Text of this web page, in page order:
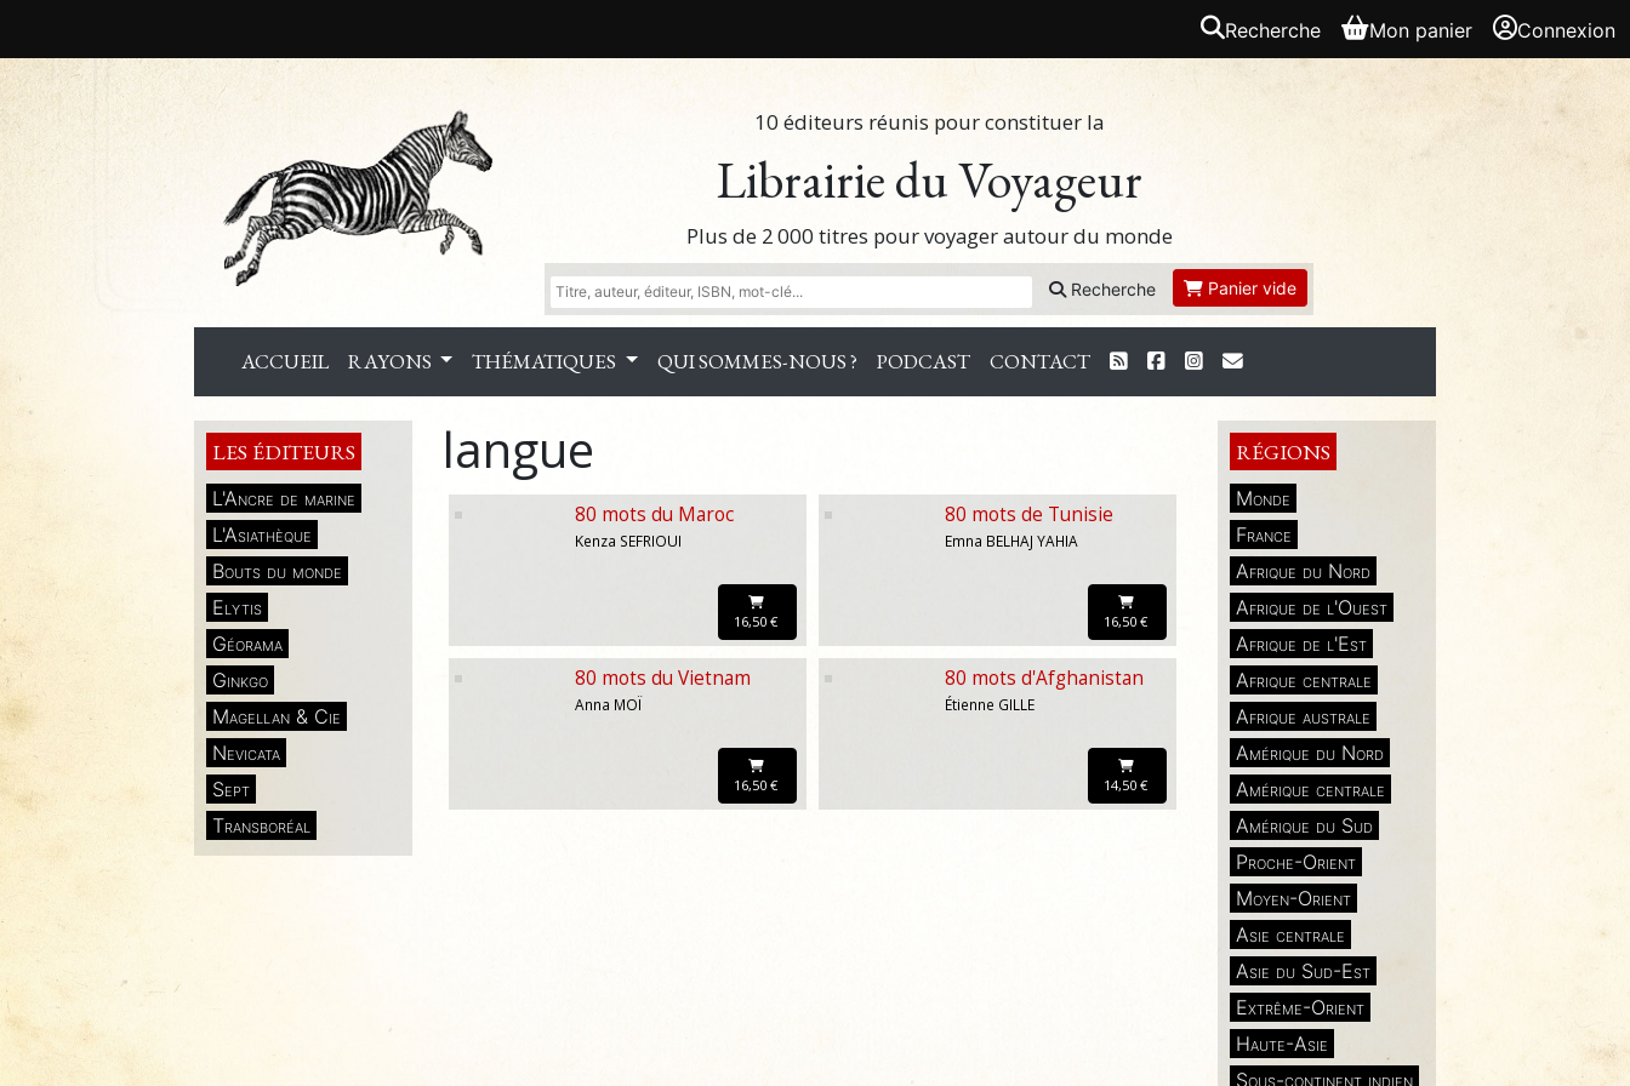
Recherche Mon panier Connexion
10 éditeurs réunis pour constituer la
Librairie du Voyageur
Plus de 2 000 titres pour voyager autour du monde
Recherche Panier vide
ACCUEIL RAYONS THÉMATIQUES QUI SOMMES-NOUS ? PODCAST CONTACT
LES ÉDITEURS
L'Ancre de marine
L'Asiathèque
Bouts du monde
Elytis
Géorama
Ginkgo
Magellan & Cie
Nevicata
Sept
Transboréal
RÉGIONS
Monde
France
Afrique du Nord
Afrique de l'Ouest
Afrique de l'Est
Afrique centrale
Afrique australe
Amérique du Nord
Amérique centrale
Amérique du Sud
Proche-Orient
Moyen-Orient
Asie centrale
Asie du Sud-Est
Extrême-Orient
Haute-Asie
Sous-continent indien
langue
80 mots du Maroc
Kenza SEFRIOUI
16,50 €
80 mots de Tunisie
Emna BELHAJ YAHIA
16,50 €
80 mots du Vietnam
Anna MOÏ
16,50 €
80 mots d'Afghanistan
Étienne GILLE
14,50 €